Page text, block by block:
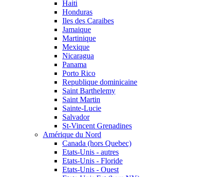
Haiti
Honduras
Iles des Caraibes
Jamaique
Martinique
Mexique
Nicaragua
Panama
Porto Rico
Republique dominicaine
Saint Barthelemy
Saint Martin
Sainte-Lucie
Salvador
St-Vincent Grenadines
Amérique du Nord
Canada (hors Quebec)
Etats-Unis - autres
Etats-Unis - Floride
Etats-Unis - Ouest